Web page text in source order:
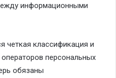
информационными
четкая классификация и
персональных
обязаны